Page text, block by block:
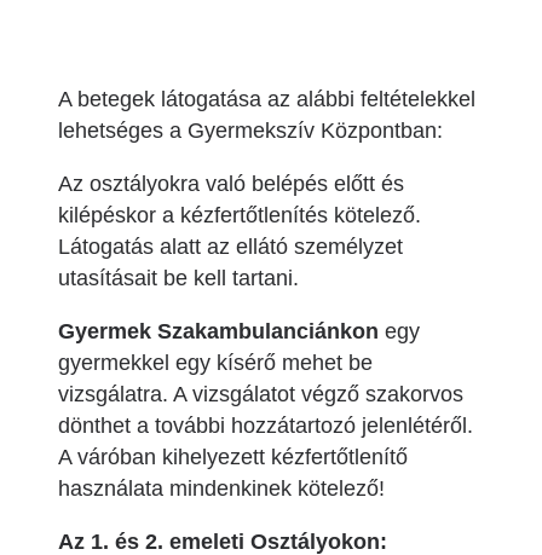
A betegek látogatása az alábbi feltételekkel
lehetséges a Gyermekszív Központban:
Az osztályokra való belépés előtt és
kilépéskor a kézfertőtlenítés kötelező.
Látogatás alatt az ellátó személyzet
utasításait be kell tartani.
Gyermek Szakambulanciánkon egy
gyermekkel egy kísérő mehet be
vizsgálatra. A vizsgálatot végző szakorvos
dönthet a további hozzátartozó jelenlétéről.
A váróban kihelyezett kézfertőtlenítő
használata mindenkinek kötelező!
Az 1. és 2. emeleti Osztályokon: